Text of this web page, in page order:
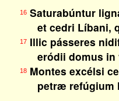
16Saturabúntur
et cedri Líbani,
17Illic pásseres
eródii domus in
18Montes excélsi
petræ refúgium